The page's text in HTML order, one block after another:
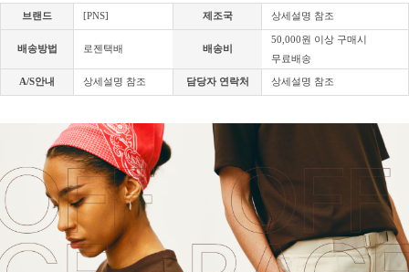
브랜드 [PNS] 제조국 상세설명 참조
배송방법 로젠택배 배송비
50,000원 이상 구매시
무료배송
A/S안내 상세설명 참조 담당자 연락처 상세설명 참조